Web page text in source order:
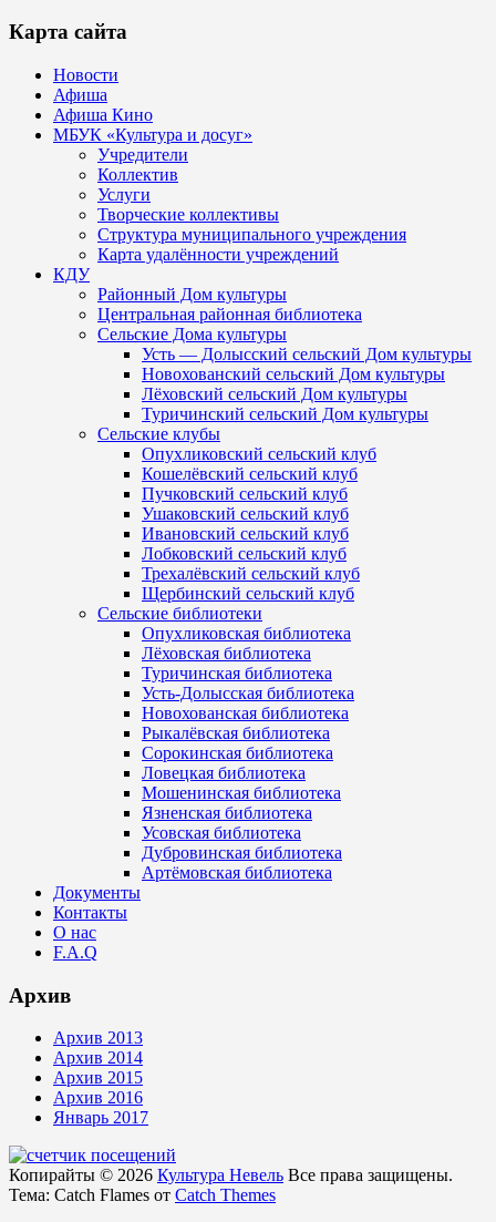
Карта сайта
Новости
Афиша
Афиша Кино
МБУК «Культура и досуг»
Учредители
Коллектив
Услуги
Творческие коллективы
Структура муниципального учреждения
Карта удалённости учреждений
КДУ
Районный Дом культуры
Центральная районная библиотека
Сельские Дома культуры
Усть — Долысский сельский Дом культуры
Новохованский сельский Дом культуры
Лёховский сельский Дом культуры
Туричинский сельский Дом культуры
Сельские клубы
Опухликовский сельский клуб
Кошелёвский сельский клуб
Пучковский сельский клуб
Ушаковский сельский клуб
Ивановский сельский клуб
Лобковский сельский клуб
Трехалёвский сельский клуб
Щербинский сельский клуб
Сельские библиотеки
Опухликовская библиотека
Лёховская библиотека
Туричинская библиотека
Усть-Долысская библиотека
Новохованская библиотека
Рыкалёвская библиотека
Сорокинская библиотека
Ловецкая библиотека
Мошенинская библиотека
Язненская библиотека
Усовская библиотека
Дубровинская библиотека
Артёмовская библиотека
Документы
Контакты
О нас
F.A.Q
Архив
Архив 2013
Архив 2014
Архив 2015
Архив 2016
Январь 2017
Копирайты © 2026 Культура Невель Все права защищены.
Тема: Catch Flames от Catch Themes